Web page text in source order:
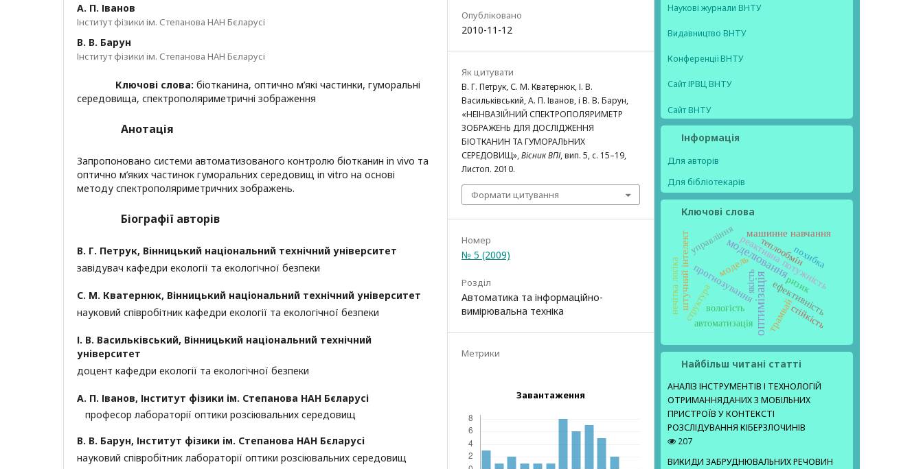
А. П. Іванов
Інститут фізики ім. Степанова НАН Бєларусі
В. В. Барун
Інститут фізики ім. Степанова НАН Бєларусі
Ключові слова: біотканина, оптично м’які частинки, гуморальні
середовища, спектрополяриметричні зображення
Анотація
Запропоновано системи автоматизованого контролю біотканин in vivo та
оптично м’яких частинок гуморальних середовищ in vitro на основі
методу спектрополяриметричних зображень.
Біографії авторів
В. Г. Петрук, Вінницький національний технічний університет
завідувач кафедри екології та екологічної безпеки
С. М. Кватернюк, Вінницький національний технічний університет
науковий співробітник кафедри екології та екологічної безпеки
І. В. Васильківський, Вінницький національний технічний
університет
доцент кафедри екології та екологічної безпеки
А. П. Іванов, Інститут фізики ім. Степанова НАН Бєларусі
професор лабораторії оптики розсіювальних середовищ
В. В. Барун, Інститут фізики ім. Степанова НАН Бєларусі
науковий співробітник лабораторії оптики розсіювальних середовищ
Опубліковано
2010-11-12
Як цитувати
В. Г. Петрук, С. М. Кватернюк, І. В.
Васильківський, А. П. Іванов, і В. В. Барун,
«НЕІНВАЗІЙНИЙ СПЕКТРОПОЛЯРИМЕТР
ЗОБРАЖЕНЬ ДЛЯ ДОСЛІДЖЕННЯ
БІОТКАНИН ТА ГУМОРАЛЬНИХ
СЕРЕДОВИЩ»,Вісник ВПІ, вип. 5, с. 15–19,
Листоп. 2010.
Формати цитування
Номер
№ 5 (2009)
Розділ
Автоматика та інформаційно-
вимірювальна техніка
Метрики
Завантаження
Наукові журнали ВНТУ
Видавництво ВНТУ
Конференції ВНТУ
Сайт ІРВЦ ВНТУ
Сайт ВНТУ
Інформація
Для авторів
Для бібліотекарів
Ключові слова
оптимізація
моделювання
реактивна потужність
ефективність
машинне навчання
модель
прогнозування
штучний інтелект
трамвай
вологість
ризик
управління теплообмін
структура стійкість
якість
нечітка логіка
автоматизація
похибка
Найбільш читані статті
АНАЛІЗ ІНСТРУМЕНТІВ І ТЕХНОЛОГІЙ
ОТРИМАННЯДАНИХ З МОБІЛЬНИХ
ПРИСТРОЇВ У КОНТЕКСТІ
РОЗСЛІДУВАННЯ КІБЕРЗЛОЧИНІВ
207
ВИКИДИ ЗАБРУДНЮВАЛЬНИХ РЕЧОВИН